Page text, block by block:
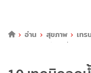
อ่าน
สุขภาพ เท
ลดได้ 6 กิโลกรัม วิธีลดความ